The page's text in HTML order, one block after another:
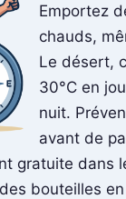
Emportez
chauds,
Le désert,
30°C en
nuit.
avant de
gratuite dans
bouteilles